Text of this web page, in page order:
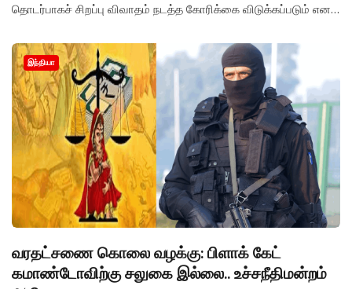
தொடர்பாகச் சிறப்பு விவாதம் நடத்த கோரிக்கை விடுக்கப்படும் எனக்
தெரிவித்துள்ளார்.
இந்தியா
வரதட்சணை கொலை வழக்கு: பிளாக் கேட்
கமாண்டோவிற்கு சலுகை இல்லை.. உச்சநீதிமன்றம்